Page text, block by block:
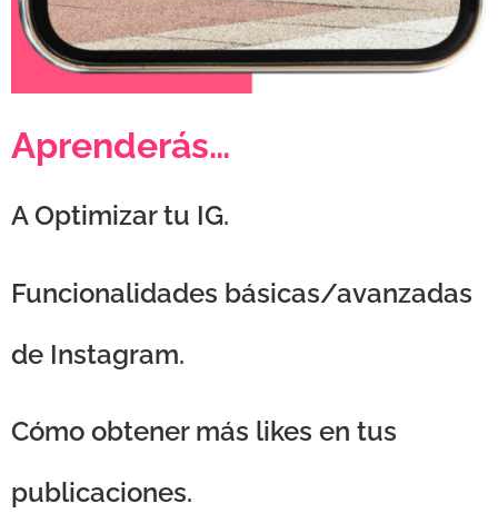
Aprenderás…
A Optimizar tu IG.
Funcionalidades básicas/avanzadas
de Instagram.
Cómo obtener más likes en tus
publicaciones.